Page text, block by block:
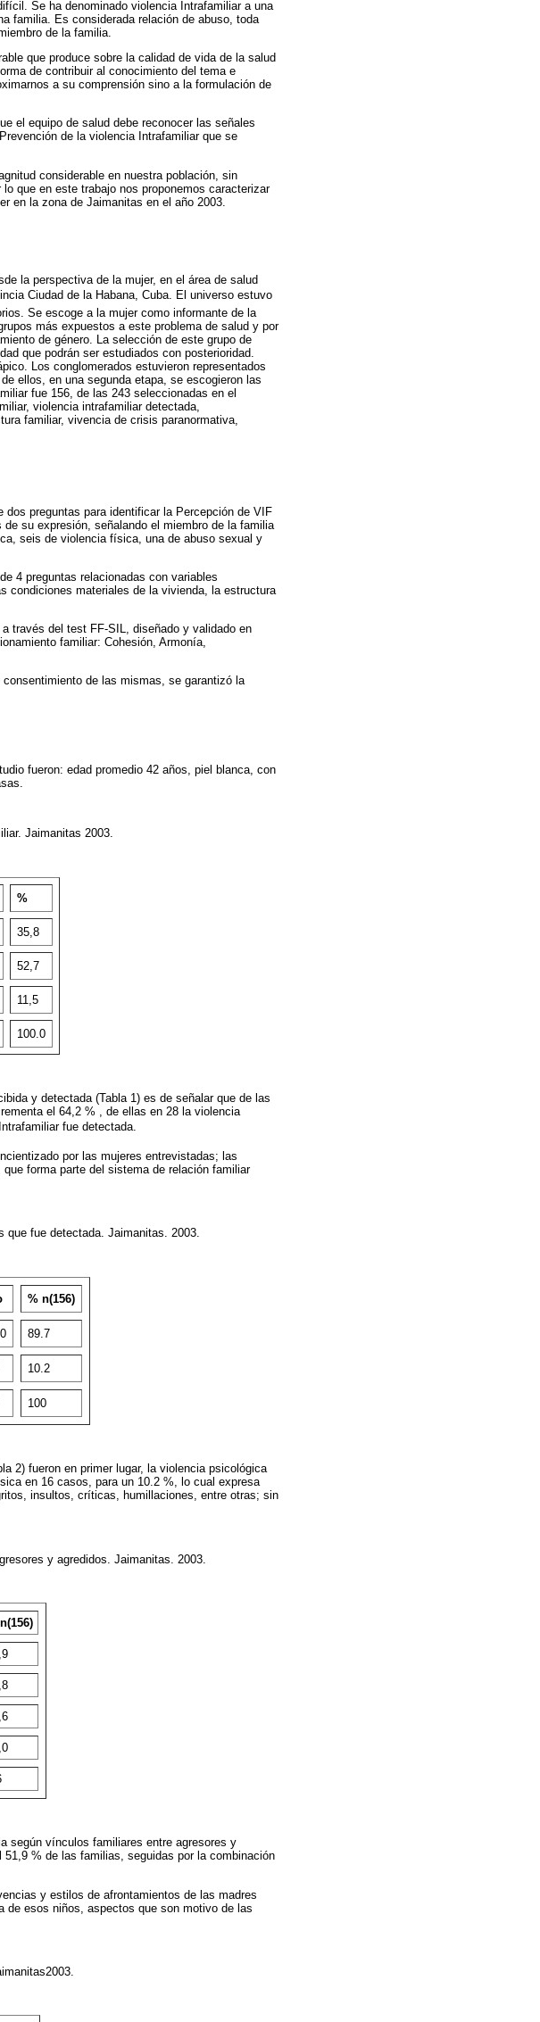
Se ha denominado violencia Intrafamiliar a una
familia. Es considerada relación de abuso, toda
de la familia.
que produce sobre la calidad de vida de la salud
de contribuir al conocimiento del tema e
a su comprensión sino a la formulación de
el equipo de salud debe reconocer las señales
de la violencia Intrafamiliar que se
considerable en nuestra población, sin
que en este trabajo nos proponemos caracterizar
en la zona de Jaimanitas en el año 2003.
la perspectiva de la mujer, en el área de salud
Ciudad de la Habana, Cuba. El universo estuvo
Se escoge a la mujer como informante de la
más expuestos a este problema de salud y por
de género. La selección de este grupo de
que podrán ser estudiados con posterioridad.
Los conglomerados estuvieron representados
ellos, en una segunda etapa, se escogieron las
fue 156, de las 243 seleccionadas en el
violencia intrafamiliar detectada,
familiar, vivencia de crisis paranormativa,
preguntas para identificar la Percepción de VIF
su expresión, señalando el miembro de la familia
seis de violencia física, una de abuso sexual y
4 preguntas relacionadas con variables
condiciones materiales de la vivienda, la estructura
través del test FF-SIL, diseñado y validado en
familiar: Cohesión, Armonía,
de las mismas, se garantizó la
fueron: edad promedio 42 años, piel blanca, con
Jaimanitas 2003.
%
35,8
52,7
11,5
100.0
y detectada (Tabla 1) es de señalar que de las
el 64,2 % , de ellas en 28 la violencia
fue detectada.
por las mujeres entrevistadas; las
forma parte del sistema de relación familiar
que fue detectada. Jaimanitas. 2003.
% n(156)
89.7
10.2
100
2) fueron en primer lugar, la violencia psicológica
en 16 casos, para un 10.2 %, lo cual expresa
insultos, críticas, humillaciones, entre otras; sin
y agredidos. Jaimanitas. 2003.
según vínculos familiares entre agresores y
% de las familias, seguidas por la combinación
y estilos de afrontamientos de las madres
de esos niños, aspectos que son motivo de las